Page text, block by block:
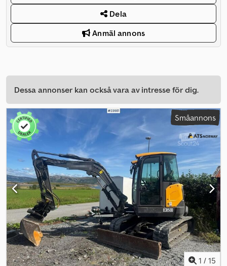
Dela
Anmäl annons
Dessa annonser kan också vara av intresse för dig.
Småannons
1 / 15